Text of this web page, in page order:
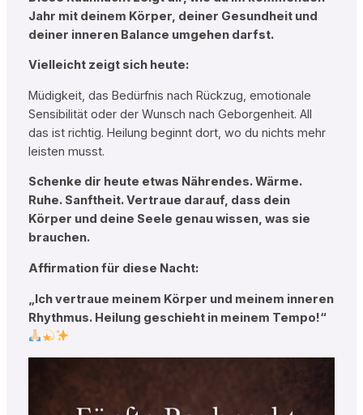
Jahr mit deinem Körper, deiner Gesundheit und
deiner inneren Balance umgehen darfst.
Vielleicht zeigt sich heute:
Müdigkeit, das Bedürfnis nach Rückzug, emotionale
Sensibilität oder der Wunsch nach Geborgenheit. All
das ist richtig. Heilung beginnt dort, wo du nichts mehr
leisten musst.
Schenke dir heute etwas Nährendes. Wärme.
Ruhe. Sanftheit. Vertraue darauf, dass dein
Körper und deine Seele genau wissen, was sie
brauchen.
Affirmation für diese Nacht:
„Ich vertraue meinem Körper und meinem inneren
Rhythmus. Heilung geschieht in meinem Tempo!“